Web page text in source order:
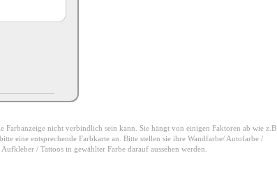
Farbanzeige nicht verbindlich sein kann. Sie hängt von einigen Faktoren ab wie z.B.
eine entsprechende Farbkarte an. Bitte stellen sie ihre Wandfarbe/ Autofarbe /
/ Tattoos in gewählter Farbe darauf aussehen werden.